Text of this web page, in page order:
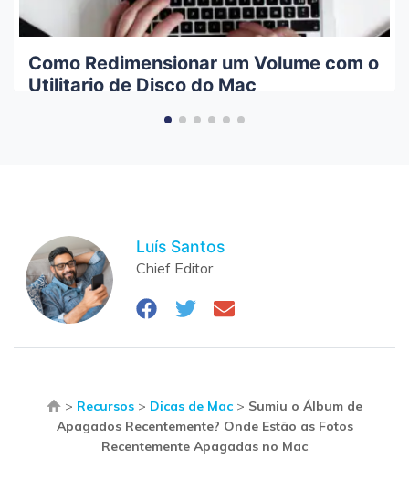
Como Redimensionar um Volume com o
Utilitario de Disco do Mac
Luís Santos
Chief Editor
> Recursos > Dicas de Mac > Sumiu o Álbum de
Apagados Recentemente? Onde Estão as Fotos
Recentemente Apagadas no Mac